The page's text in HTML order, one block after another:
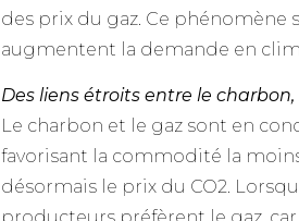
des prix du gaz. Ce phénomène
augmentent la demande en
Des liens étroits entre le
Le charbon et le gaz sont en
favorisant la commodité la
désormais le prix du CO2.